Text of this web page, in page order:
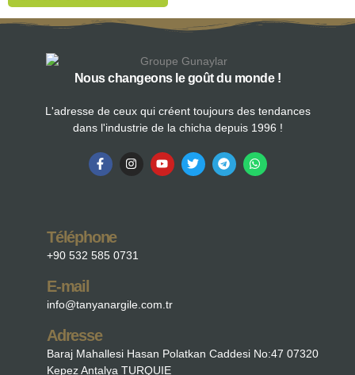
Nous changeons le goût du monde !
L'adresse de ceux qui créent toujours des tendances
dans l'industrie de la chicha depuis 1996 !
Téléphone
+90 532 585 0731
E-mail
info@tanyanargile.com.tr
Adresse
Baraj Mahallesi Hasan Polatkan Caddesi No:47 07320
Kepez Antalya TURQUIE